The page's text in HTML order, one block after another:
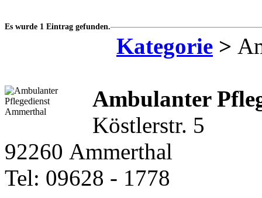
Es wurde 1 Eintrag gefunden.
Kategorie >
Ambulanter
Köstlerstr. 5
92260 Ammerthal
Tel: 09628 - 1778